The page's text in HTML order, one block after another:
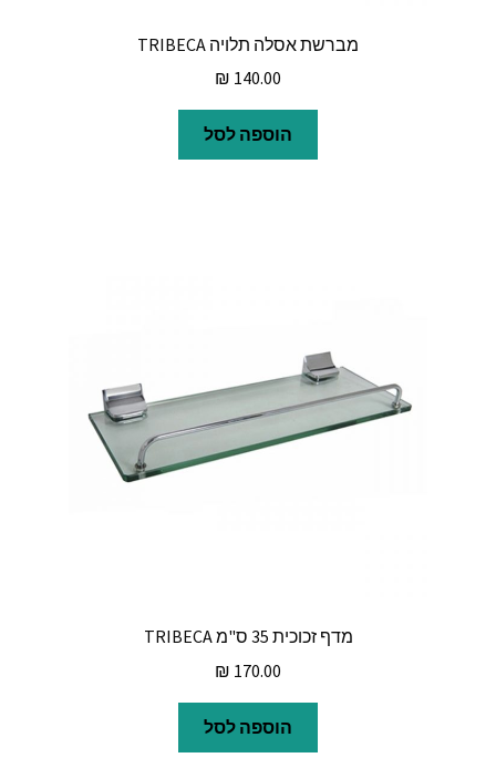
מברשת אסלה תלויה TRIBECA
₪ 140.00
הוספה לסל
מדף זכוכית 35 ס"מ TRIBECA
₪ 170.00
הוספה לסל